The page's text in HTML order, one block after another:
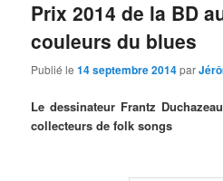
Prix 2014 de la BD
couleurs du blues
Publié le14 septembre 2014par
Le dessinateur Frantz
collecteurs de folk songs